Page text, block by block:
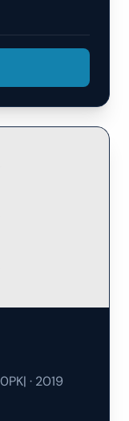
· 2019